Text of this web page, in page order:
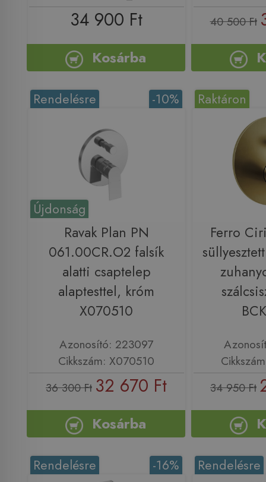
34 900 Ft
Kosárba
40 500 Ft
Újdonság
-10%
Rendelésre
Ravak Plan PN
061.00CR.O2 falsík
alatti csaptelep
alaptesttel, króm
X070510
Azonosító: 223097
Cikkszám: X070510
36 300 Ft 32 670 Ft
Kosárba
Raktáron
Ferro
34 950 Ft
-16%
Rendelésre Rendelésre